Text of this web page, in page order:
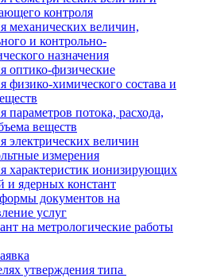
контроля
механических величин,
и контрольно-
назначения
оптико-физические
физико-химического состава и
параметров потока, расхода,
веществ
электрических величин
измерения
характеристик ионизирующих
и ядерных констант
документов на
услуг
на метрологические работы
утверждения типа